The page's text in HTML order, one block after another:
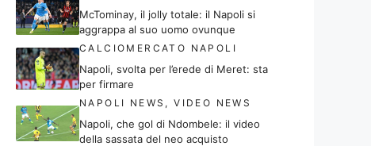
McTominay, il jolly totale: il Napoli si
aggrappa al suo uomo ovunque
CALCIOMERCATO NAPOLI
Napoli, svolta per l’erede di Meret: sta
per firmare
NAPOLI NEWS ,VIDEO NEWS
Napoli, che gol di Ndombele: il video
della sassata del neo acquisto